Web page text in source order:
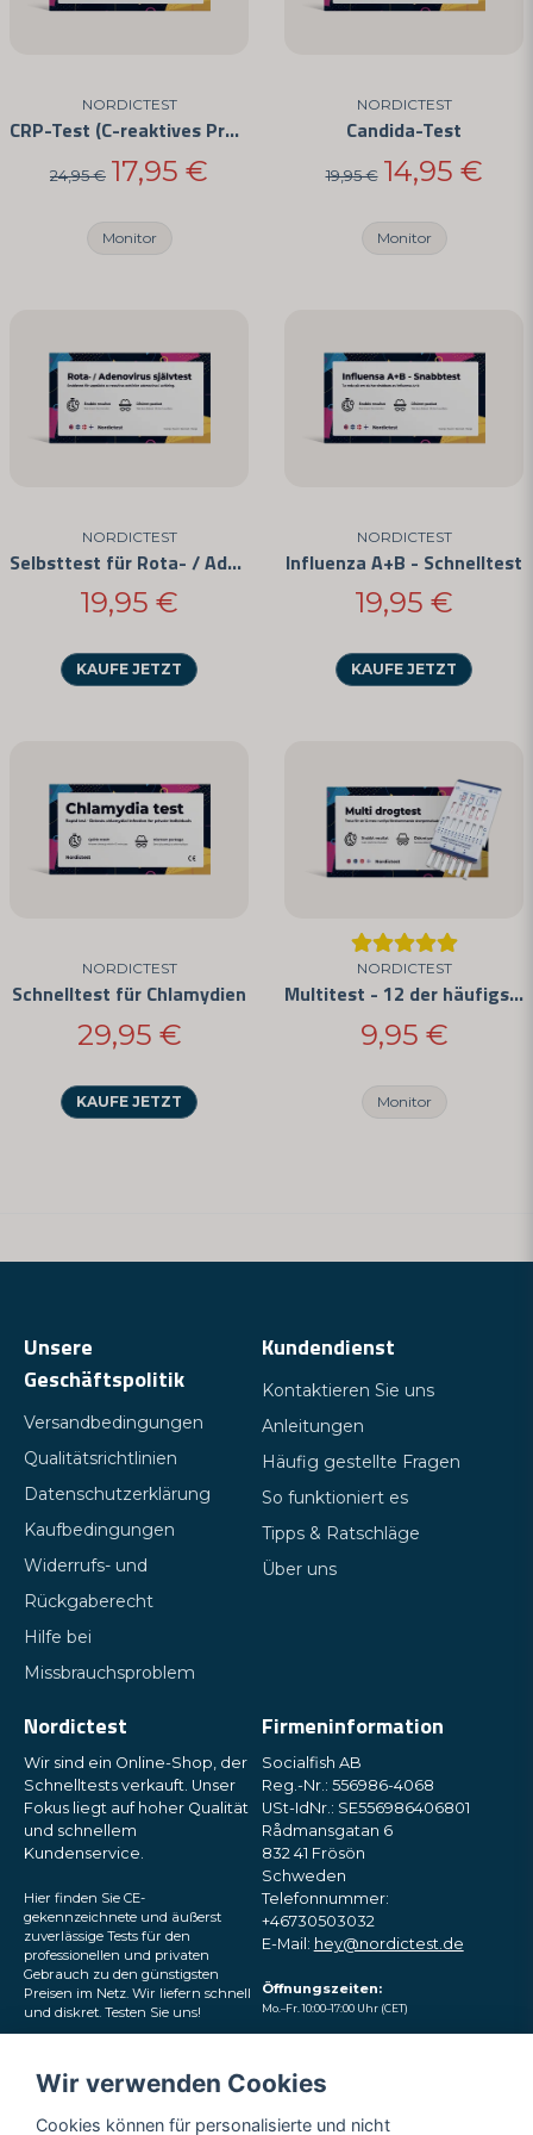
NORDICTEST
CRP-Test (C-reaktives Protein) - Für den Hausgebrauch
24,95 € 17,95 €
Monitor
NORDICTEST
Candida-Test
19,95 € 14,95 €
Monitor
NORDICTEST
Selbsttest für Rota- / Adenoviren
19,95 €
KAUFE JETZT
NORDICTEST
Influenza A+B - Schnelltest
19,95 €
KAUFE JETZT
NORDICTEST
Schnelltest für Chlamydien
29,95 €
KAUFE JETZT
NORDICTEST
Multitest - 12 der häufigsten Drogen
9,95 €
Monitor
Unsere
Geschäftspolitik
Versandbedingungen
Qualitätsrichtlinien
Datenschutzerklärung
Kaufbedingungen
Widerrufs- und
Rückgaberecht
Hilfe bei
Missbrauchsproblem
Kundendienst
Kontaktieren Sie uns
Anleitungen
Häufig gestellte Fragen
So funktioniert es
Tipps & Ratschläge
Über uns
Nordictest
Wir sind ein Online-Shop, der
Schnelltests verkauft. Unser
Fokus liegt auf hoher Qualität
und schnellem
Kundenservice.
Hier finden Sie CE-
gekennzeichnete und äußerst
zuverlässige Tests für den
professionellen und privaten
Gebrauch zu den günstigsten
Preisen im Netz. Wir liefern schnell
und diskret. Testen Sie uns!
sozialen Medien
Firmeninformation
Socialfish AB
Reg.-Nr.: 556986-4068
USt-IdNr.: SE556986406801
Rådmansgatan 6
832 41 Frösön
Schweden
Telefonnummer:
+46730503032
E-Mail: hey@nordictest.de
Öffnungszeiten:
Mo.–Fr. 10:00–17:00 Uhr (CET)
Wir verwenden Cookies
Cookies können für personalisierte und nicht